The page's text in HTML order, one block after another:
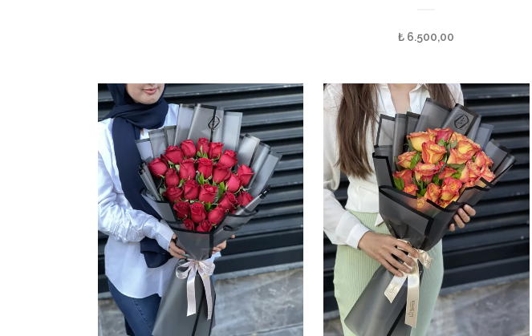
₺ 6.500,00